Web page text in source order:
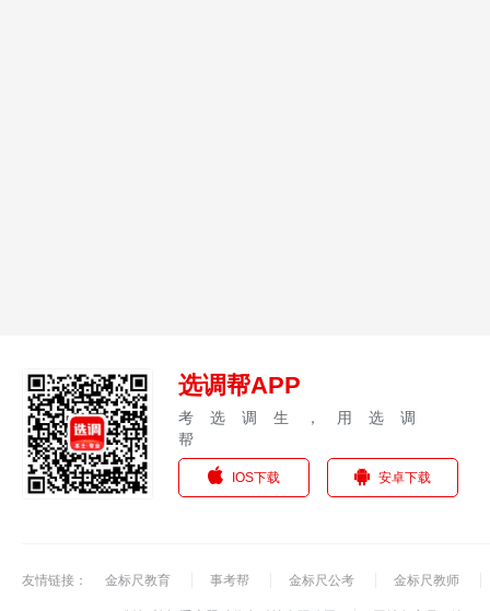
选调帮APP
考选调生，用选调
帮
IOS下载 安卓下载
友情链接： 金标尺教育 事考帮 金标尺公考 金标尺教师